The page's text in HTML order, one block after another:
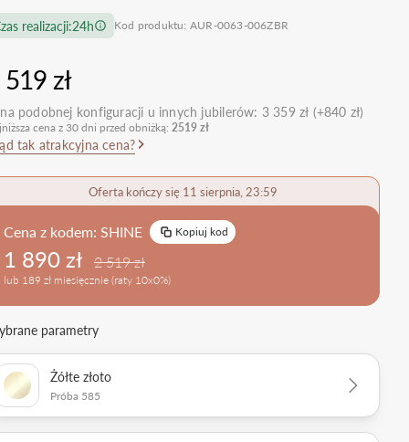
organiczny
klasyczne
obrączkowe
dostawki
Zobacz wszystkie >
do 5000zł
>
nietypowe
Obrączki Ślubne
Sprawdź bestsellery
Zobacz trendy
realizacji:24h Kod produktu: AUR-0063-006ZBR
zł
podobnej konfiguracji u innych jubilerów: 3 359 zł (+840 zł)
cena z 30 dni przed obniżką: 2519 zł
tak atrakcyjna cena?
Oferta kończy się 11 sierpnia, 23:59
Cena z kodem: SHINE Kopiuj kod
1 890 zł 2 519 zł
lub 189 zł miesięcznie (raty 10x0%)
parametry
Żółte złoto
Próba 585